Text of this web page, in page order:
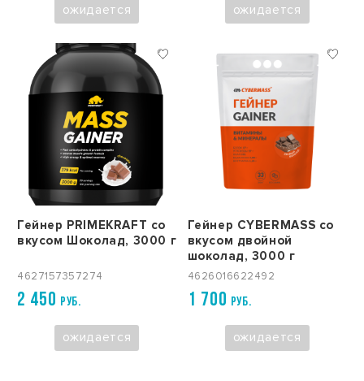
ожидается ожидается
Гейнер PRIMEKRAFT со
вкусом Шоколад, 3000 г
4627157357274
2 450 РУБ.
ожидается
Гейнер CYBERMASS со
вкусом двойной
шоколад, 3000 г
4626016622492
1 700 РУБ.
ожидается